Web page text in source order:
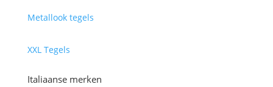
Metallook tegels
XXL Tegels
Italiaanse merken